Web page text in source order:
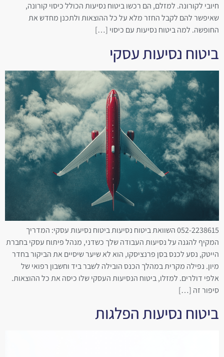
חיובי לקורונה. למזלם, הם רכשו ביטוח נסיעות הכולל כיסוי קורונה,
שאיפשר להם לקבל החזר מלא על כל ההוצאות ולתכנן מחדש את
החופשה. למה ביטוח נסיעות עם כיסוי […]
ביטוח נסיעות עסקי
052-2238615 השוואת ביטוח נסיעות ביטוח נסיעות עסקי: המדריך
המקיף להגנה על נסיעות העבודה שלך כשדני, מנהל פיתוח עסקי בחברת
הייטק, נסע לכנס בסן פרנציסקו, הוא לא שיער שיסיים את הביקור בחדר
מיון. נפילה מקרית במהלך הכנס הובילה לשבר ביד וחשבון רפואי של
אלפי דולרים. למזלו, ביטוח הנסיעות העסקי שלו כיסה את כל ההוצאות.
סיפור זה […]
ביטוח נסיעות הפלגות